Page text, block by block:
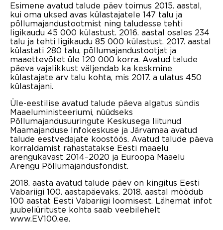
Esimene avatud talude päev toimus 2015. aastal,
kui oma uksed avas külastajatele 147 talu ja
põllumajandustootmist ning taludesse tehti
ligikaudu 45 000 külastust. 2016. aastal osales 234
talu ja tehti ligikaudu 85 000 külastust. 2017. aastal
külastati 280 talu, põllumajandustootjat ja
maaettevõtet üle 120 000 korra. Avatud talude
päeva vajalikkust väljendab ka keskmine
külastajate arv talu kohta, mis 2017. a ulatus 450
külastajani.
Üle-eestilise avatud talude päeva algatus sündis
Maaeluministeeriumi, nüüdseks
Põllumajandusuuringute Keskusega liitunud
Maamajanduse Infokeskuse ja Järvamaa avatud
talude eestvedajate koostöös. Avatud talude päeva
korraldamist rahastatakse Eesti maaelu
arengukavast 2014–2020 ja Euroopa Maaelu
Arengu Põllumajandusfondist.
2018. aasta avatud talude päev on kingitus Eesti
Vabariigi 100. aastapäevaks. 2018. aastal möödub
100 aastat Eesti Vabariigi loomisest. Lähemat infot
juubeliürituste kohta saab veebilehelt
www.EV100.ee.